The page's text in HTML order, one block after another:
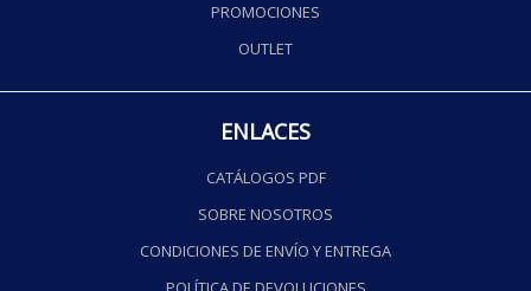
PROMOCIONES
OUTLET
ENLACES
CATÁLOGOS PDF
SOBRE NOSOTROS
CONDICIONES DE ENVÍO Y ENTREGA